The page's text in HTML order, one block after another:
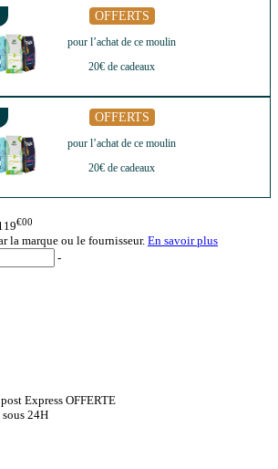
OFFERTS
pour l’achat de ce moulin
20€ de cadeaux
OFFERTS
pour l’achat de ce moulin
20€ de cadeaux
€00
la marque ou le fournisseur. En savoir plus
-
Express OFFERTE
24H